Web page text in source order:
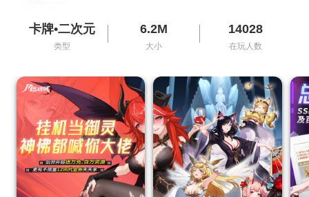
卡牌•二次元
类型
6.2M
大小
14028
在玩人数